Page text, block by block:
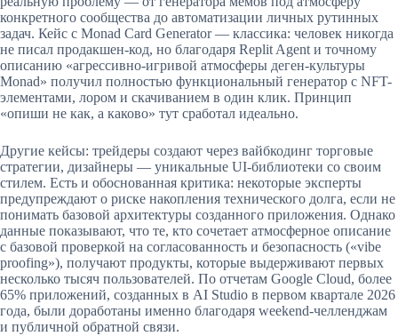
конкретного сообщества до автоматизации личных рутинных
задач. Кейс с Monad Card Generator — классика: человек никогда
не писал продакшен-код, но благодаря Replit Agent и точному
описанию «агрессивно-игривой атмосферы деген-культуры
Monad» получил полностью функциональный генератор с NFT-
элементами, лором и скачиванием в один клик. Принцип
«опиши не как, а каково» тут сработал идеально.
Другие кейсы: трейдеры создают через вайбкодинг торговые
стратегии, дизайнеры — уникальные UI-библиотеки со своим
стилем. Есть и обоснованная критика: некоторые эксперты
предупреждают о риске накопления технического долга, если не
понимать базовой архитектуры созданного приложения. Однако
данные показывают, что те, кто сочетает атмосферное описание
с базовой проверкой на согласованность и безопасность («vibe
proofing»), получают продукты, которые выдерживают первых
несколько тысяч пользователей. По отчетам Google Cloud, более
65% приложений, созданных в AI Studio в первом квартале 2026
года, были доработаны именно благодаря weekend-челленджам
и публичной обратной связи.